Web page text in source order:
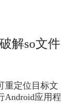
解so文件
重定位目标文
Android应用程